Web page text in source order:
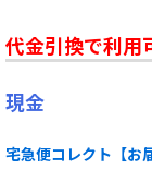
代金引換で利用
現金
宅急便コレクト【お